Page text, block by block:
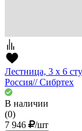
Лестница, 3 х 6
Россия// Сибртех
В наличии
(0)
7 946
/шт